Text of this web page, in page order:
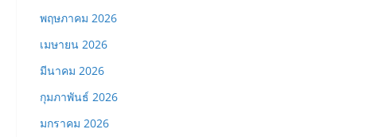
พฤษภาคม 2026
เมษายน 2026
มีนาคม 2026
กุมภาพันธ์ 2026
มกราคม 2026